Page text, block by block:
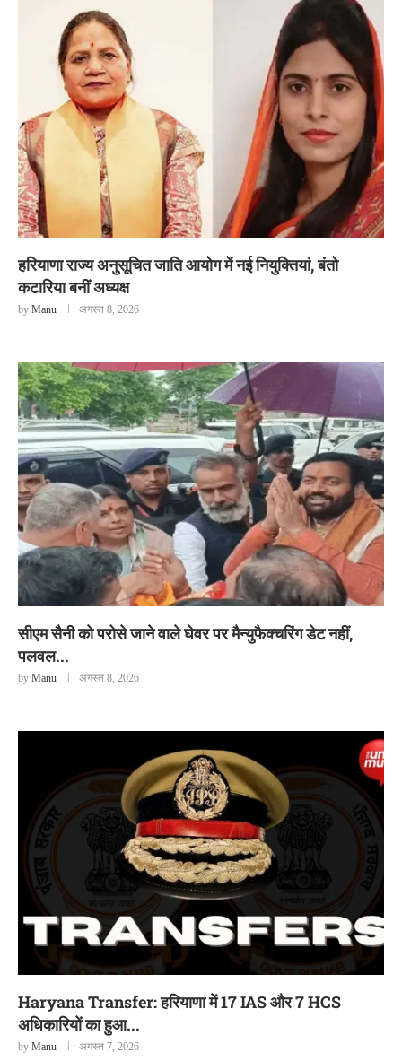
हरियाणा राज्य अनुसूचित जाति आयोग में नई नियुक्तियां, बंतो
कटारिया बनीं अध्यक्ष
by Manu अगस्त 8, 2026
सीएम सैनी को परोसे जाने वाले घेवर पर मैन्युफैक्चरिंग डेट नहीं,
पलवल...
by Manu अगस्त 8, 2026
Haryana Transfer: हरियाणा में 17 IAS और 7 HCS
अधिकारियों का हुआ...
by Manu अगस्त 7, 2026